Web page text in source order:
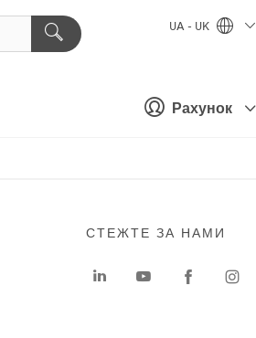
Рахунок
UA - UK
СТЕЖТЕ ЗА НАМИ